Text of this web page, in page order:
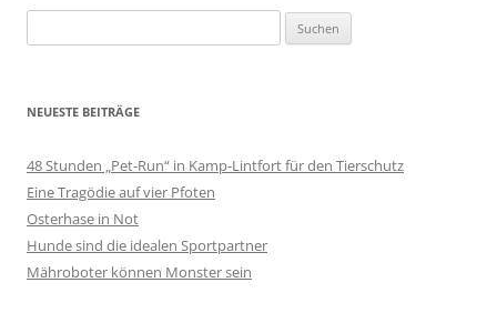
nach:
NEUESTE BEITRÄGE
48 Stunden „Pet-Run“ in Kamp-Lintfort für den Tierschutz
Eine Tragödie auf vier Pfoten
Osterhase in Not
Hunde sind die idealen Sportpartner
Mähroboter können Monster sein